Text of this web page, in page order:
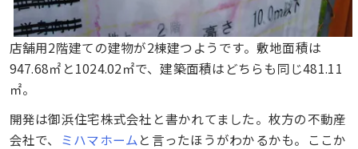
店舗用2階建ての建物が2棟建つようです。敷地面積は
947.68㎡と1024.02㎡で、建築面積はどちらも同じ481.11
㎡。
開発は御浜住宅株式会社と書かれてました。枚方の不動産
会社で、
ミハマホーム と言ったほうがわかるかも。ここか